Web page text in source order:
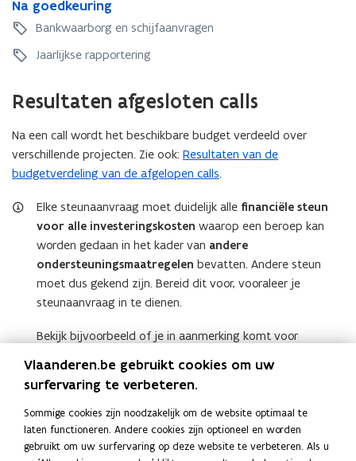
r
a
n
n
v
r
a
e
a
g
e
e
r
i
n
Na goedkeuring
N
a
g
o
k
u
r
i
g
Bankwaarborg en schijfaanvragen
Jaarlijkse rapportering
Resultaten afgesloten calls
Na een call wordt het beschikbare budget verdeeld over
verschillende projecten. Zie ook: Resultaten van de
budgetverdeling van de afgelopen calls.
Elke steunaanvraag moet duidelijk alle financiële steun
voor alle investeringskosten waarop een beroep kan
worden gedaan in het kader van andere
ondersteuningsmaatregelen bevatten. Andere steun
moet dus gekend zijn. Bereid dit voor, vooraleer je
steunaanvraag in te dienen.
Bekijk bijvoorbeeld of je in aanmerking komt voor
o
p
e
n
t
investeringssteun
e
n
t
en destrategische ecologiesteun
(
o
p
e
n
Lees deze pagina in: English
Deel deze pagina
Vlaanderen.be gebruikt cookies om uw
surfervaring te verbeteren.
Sommige cookies zijn noodzakelijk om de website optimaal te
laten functioneren. Andere cookies zijn optioneel en worden
gebruikt om uw surfervaring op deze website te verbeteren. Als u